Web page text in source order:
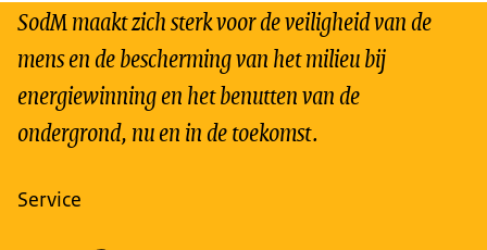
SodM maakt zich sterk voor de veiligheid van de
mens en de bescherming van het milieu bij
energiewinning en het benutten van de
ondergrond, nu en in de toekomst.
Service